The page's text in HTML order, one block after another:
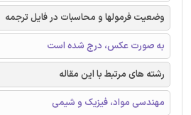
وضعیت فرمولها و محاسبات در فایل ترجمه
به صورت عکس، درج شده است
رشته های مرتبط با این مقاله
مهندسی مواد، فیزیک و شیمی